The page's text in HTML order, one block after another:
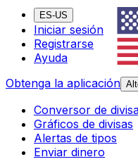
ES-US
Iniciar sesión
Registrarse
Ayuda
Obtenga la aplicación
Conversor de
Gráficos de divisas
Alertas de tipos
Enviar dinero